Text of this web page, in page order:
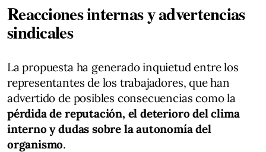
Reacciones internas y advertencias
sindicales
La propuesta ha generado inquietud entre los
representantes de los trabajadores, que han
advertido de posibles consecuencias como la
pérdida de reputación, el deterioro del clima
interno y dudas sobre la autonomía del
organismo.